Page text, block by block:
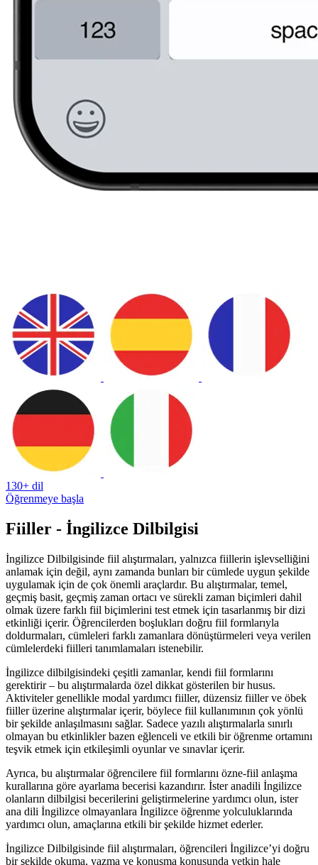
130+ dil
Öğrenmeye başla
Fiiller - İngilizce Dilbilgisi
İngilizce Dilbilgisinde fiil alıştırmaları, yalnızca fiillerin işlevselliğini
anlamak için değil, aynı zamanda bunları bir cümlede uygun şekilde
uygulamak için de çok önemli araçlardır. Bu alıştırmalar, temel,
geçmiş basit, geçmiş zaman ortacı ve sürekli zaman biçimleri dahil
olmak üzere farklı fiil biçimlerini test etmek için tasarlanmış bir dizi
etkinliği içerir. Öğrencilerden boşlukları doğru fiil formlarıyla
doldurmaları, cümleleri farklı zamanlara dönüştürmeleri veya verilen
cümlelerdeki fiilleri tanımlamaları istenebilir.
İngilizce dilbilgisindeki çeşitli zamanlar, kendi fiil formlarını
gerektirir – bu alıştırmalarda özel dikkat gösterilen bir husus.
Aktiviteler genellikle modal yardımcı fiiller, düzensiz fiiller ve öbek
fiiller üzerine alıştırmalar içerir, böylece fiil kullanımının çok yönlü
bir şekilde anlaşılmasını sağlar. Sadece yazılı alıştırmalarla sınırlı
olmayan bu etkinlikler bazen eğlenceli ve etkili bir öğrenme ortamını
teşvik etmek için etkileşimli oyunlar ve sınavlar içerir.
Ayrıca, bu alıştırmalar öğrencilere fiil formlarını özne-fiil anlaşma
kurallarına göre ayarlama becerisi kazandırır. İster anadili İngilizce
olanların dilbilgisi becerilerini geliştirmelerine yardımcı olun, ister
ana dili İngilizce olmayanlara İngilizce öğrenme yolculuklarında
yardımcı olun, amaçlarına etkili bir şekilde hizmet ederler.
İngilizce Dilbilgisinde fiil alıştırmaları, öğrencileri İngilizce’yi doğru
bir şekilde okuma, yazma ve konuşma konusunda yetkin hale